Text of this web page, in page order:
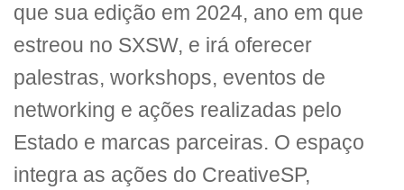
que sua edição em 2024, ano em que
estreou no SXSW, e irá oferecer
palestras, workshops, eventos de
networking e ações realizadas pelo
Estado e marcas parceiras. O espaço
integra as ações do CreativeSP,